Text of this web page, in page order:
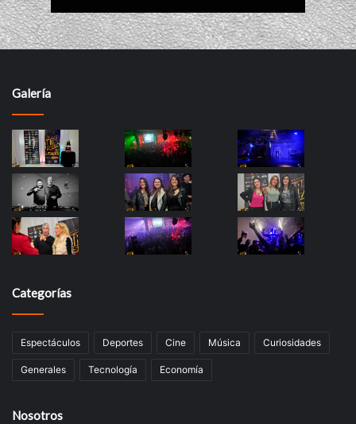
Galería
Categorías
Espectáculos Deportes Cine Música Curiosidades
Generales Tecnología Economía
Nosotros